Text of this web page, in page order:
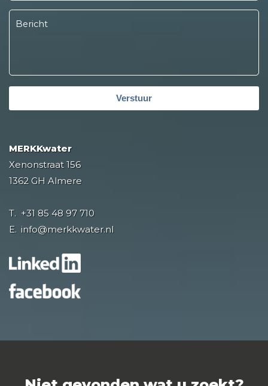
Verstuur
MERKKwater
Xenonstraat 156
1362 GH Almere
T. +31 85 48 97 710
E. info@merkkwater.nl